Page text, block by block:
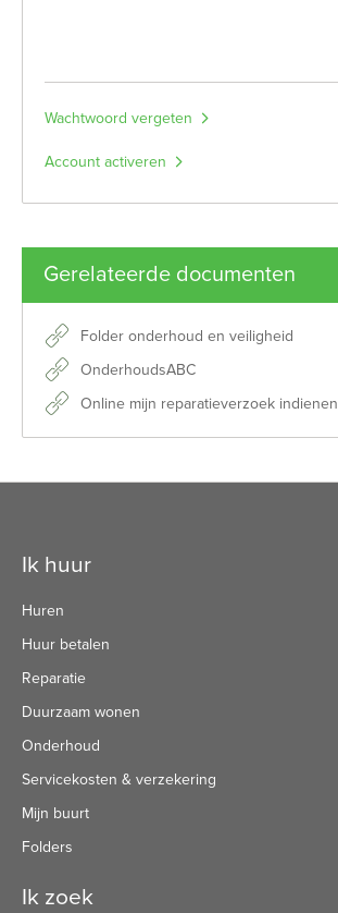
Wachtwoord vergeten
Account activeren
Gerelateerde documenten
Folder onderhoud en veiligheid
OnderhoudsABC
Online mijn reparatieverzoek indienen
Contactinformatie
Ik huur
Huren
Huur betalen
Reparatie
Duurzaam wonen
Onderhoud
Servicekosten & verzekering
Mijn buurt
Folders
Ik zoek